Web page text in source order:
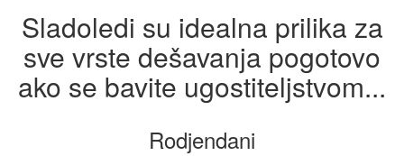
Sladoledi su idealna prilika za
sve vrste dešavanja pogotovo
ako se bavite ugostiteljstvom...
Rodjendani